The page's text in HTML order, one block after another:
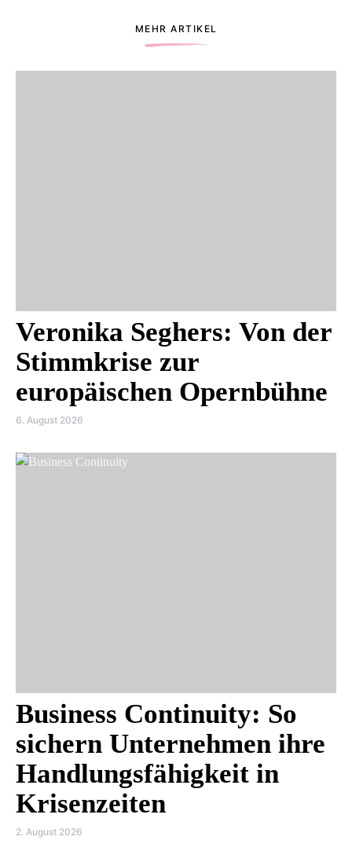
MEHR ARTIKEL
Veronika Seghers: Von der
Stimmkrise zur
europäischen Opernbühne
6. August 2026
Business Continuity: So
sichern Unternehmen ihre
Handlungsfähigkeit in
Krisenzeiten
2. August 2026